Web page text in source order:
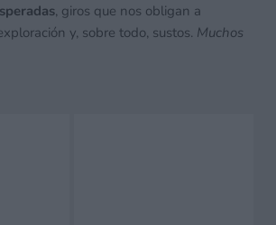
, giros que nos obligan a
y, sobre todo, sustos. Muchos